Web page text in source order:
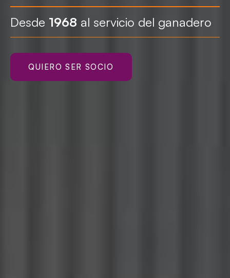
Desde 1968 al servicio del ganadero
QUIERO SER SOCIO